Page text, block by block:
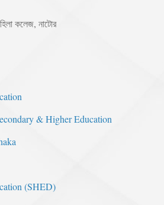
কলেজ, নাটোর
& Higher Education
(SHED)